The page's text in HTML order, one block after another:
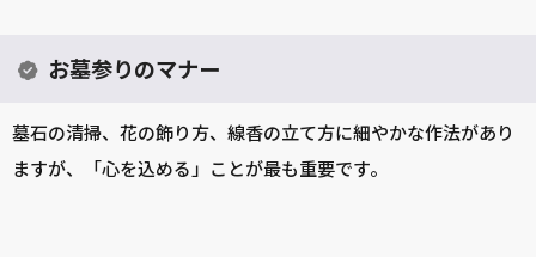
お墓参りのマナー
墓石の清掃、花の飾り方、線香の立て方に細やかな作法があり
ますが、「心を込める」ことが最も重要です。